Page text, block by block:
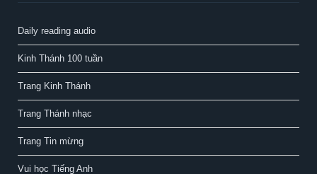
Daily reading audio
Kinh Thánh 100 tuần
Trang Kinh Thánh
Trang Thánh nhạc
Trang Tin mừng
Vui học Tiếng Anh